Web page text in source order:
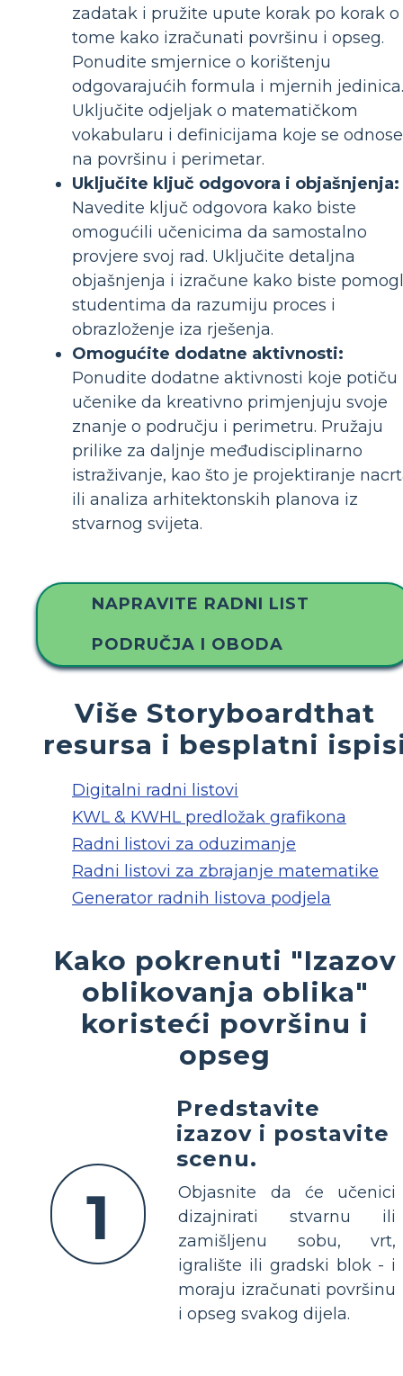
zadatak i pružite upute korak po korak o
tome kako izračunati površinu i opseg.
Ponudite smjernice o korištenju
odgovarajućih formula i mjernih jedinica.
Uključite odjeljak o matematičkom
vokabularu i definicijama koje se odnose
na površinu i perimetar.
Uključite ključ odgovora i objašnjenja:
Navedite ključ odgovora kako biste
omogućili učenicima da samostalno
provjere svoj rad. Uključite detaljna
objašnjenja i izračune kako biste
studentima da razumiju proces i
obrazloženje iza rješenja.
Omogućite dodatne aktivnosti:
Ponudite dodatne aktivnosti koje potiču
učenike da kreativno primjenjuju svoje
znanje o području i perimetru. Pružaju
prilike za daljnje međudisciplinarno
istraživanje, kao što je projektiranje
ili analiza arhitektonskih planova iz
stvarnog svijeta.
NAPRAVITE RADNI LIST
PODRUČJA I OBODA
Više Storyboardthat
resursa i besplatni
Digitalni radni listovi
KWL & KWHL predložak grafikona
Radni listovi za oduzimanje
Radni listovi za zbrajanje matematike
Generator radnih listova podjela
Kako pokrenuti "Izazov
oblikovanja oblika"
koristeći površinu i
opseg
1
Predstavite
izazov i postavite
scenu.
Objasnite da će učenici
dizajnirati stvarnu ili
zamišljenu sobu, vrt,
igralište ili gradski blok - i
moraju izračunati površinu
i opseg svakog dijela.